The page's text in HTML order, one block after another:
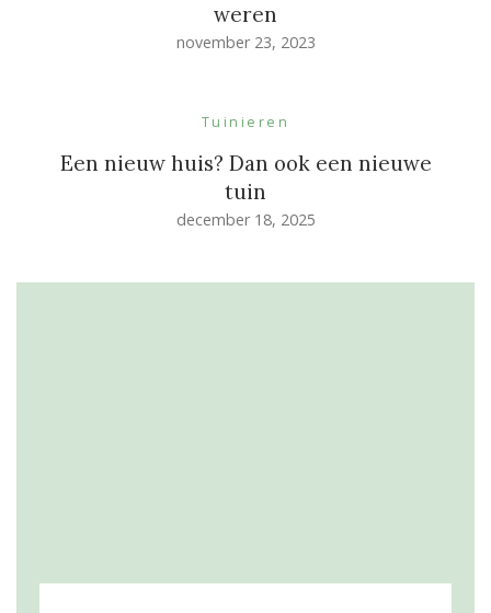
weren
november 23, 2023
Tuinieren
Een nieuw huis? Dan ook een nieuwe
tuin
december 18, 2025